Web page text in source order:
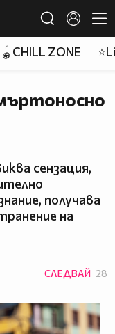
🪀CHILL ZONE
сензация,
получава
на
СЛЕДВАЙ 28